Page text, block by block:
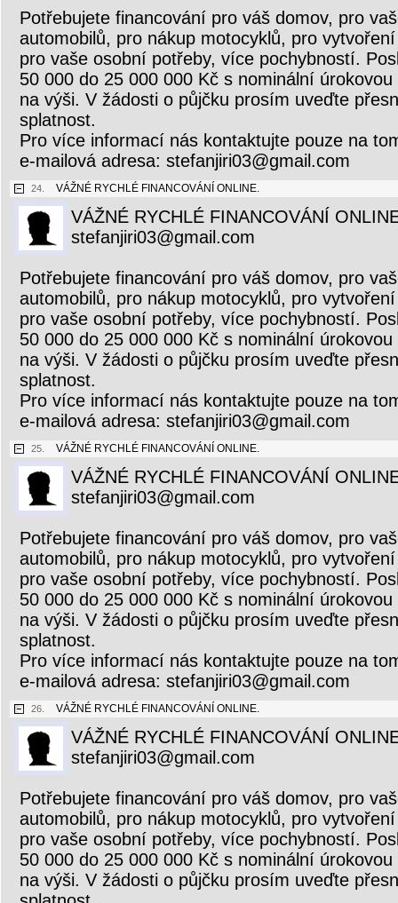
Potřebujete financování pro váš domov, pro
automobilů, pro nákup motocyklů, pro
pro vaše osobní potřeby, více pochybností.
50 000 do 25 000 000 Kč s nominální
na výši. V žádosti o půjčku prosím uveďte
splatnost.
Pro více informací nás kontaktujte pouze na
e-mailová adresa: stefanjiri03@gmail.com
24. VÁŽNÉ RYCHLÉ FINANCOVÁNÍ ONLINE.
VÁŽNÉ RYCHLÉ FINANCOVÁNÍ
stefanjiri03@gmail.com
Potřebujete financování pro váš domov, pro
automobilů, pro nákup motocyklů, pro
pro vaše osobní potřeby, více pochybností.
50 000 do 25 000 000 Kč s nominální
na výši. V žádosti o půjčku prosím uveďte
splatnost.
Pro více informací nás kontaktujte pouze na
e-mailová adresa: stefanjiri03@gmail.com
25. VÁŽNÉ RYCHLÉ FINANCOVÁNÍ ONLINE.
VÁŽNÉ RYCHLÉ FINANCOVÁNÍ
stefanjiri03@gmail.com
Potřebujete financování pro váš domov, pro
automobilů, pro nákup motocyklů, pro
pro vaše osobní potřeby, více pochybností.
50 000 do 25 000 000 Kč s nominální
na výši. V žádosti o půjčku prosím uveďte
splatnost.
Pro více informací nás kontaktujte pouze na
e-mailová adresa: stefanjiri03@gmail.com
26. VÁŽNÉ RYCHLÉ FINANCOVÁNÍ ONLINE.
VÁŽNÉ RYCHLÉ FINANCOVÁNÍ
stefanjiri03@gmail.com
Potřebujete financování pro váš domov, pro
automobilů, pro nákup motocyklů, pro
pro vaše osobní potřeby, více pochybností.
50 000 do 25 000 000 Kč s nominální
na výši. V žádosti o půjčku prosím uveďte